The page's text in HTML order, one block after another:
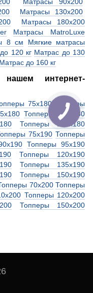
Матрасы 130х200
Матрасы 180х200
Матрасы MatroLuxe
8 см
Мягкие матрасы
120 кг Матрас до 130
Матрас до 160 кг
интернет-
75х180
Топперы
Топперы 115х180
Топперы 135х180
75х190 Топперы
Топперы 95х190
Топперы 120х190
Топперы 135х190
Топперы 150х190
70х200 Топперы
Топперы 120х200
Топперы 150х200